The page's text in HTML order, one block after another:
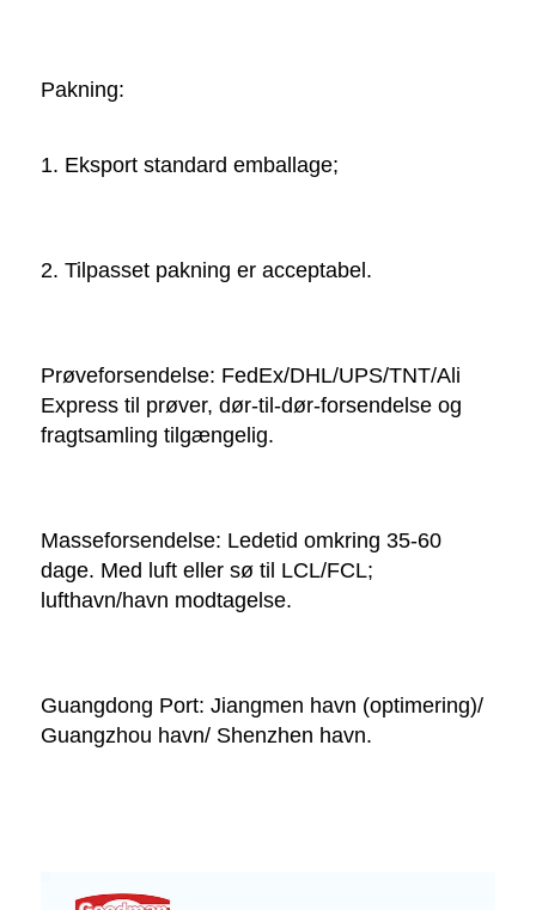
Pakning:
1. Eksport standard emballage;
2. Tilpasset pakning er acceptabel.
Prøveforsendelse: FedEx/DHL/UPS/TNT/Ali
Express til prøver, dør-til-dør-forsendelse og
fragtsamling tilgængelig.
Masseforsendelse: Ledetid omkring 35-60
dage. Med luft eller sø til LCL/FCL;
lufthavn/havn modtagelse.
Guangdong Port: Jiangmen havn (optimering)/
Guangzhou havn/ Shenzhen havn.